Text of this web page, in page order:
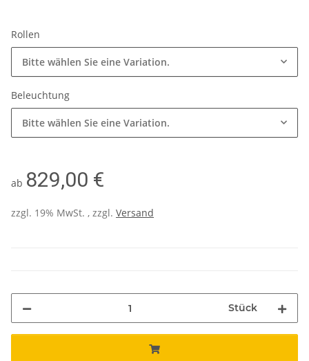
Rollen
Bitte wählen Sie eine Variation.
Beleuchtung
Bitte wählen Sie eine Variation.
ab 829,00 €
zzgl. 19% MwSt. , zzgl. Versand
Stück